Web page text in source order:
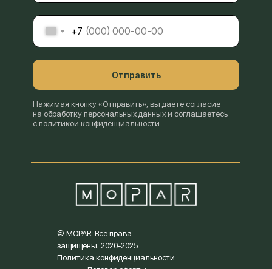
© MOPAR. Все права
защищены. 2020-2025
Политика конфиденциальности
+7
Отправить
Нажимая кнопку «Отправить», вы даете согласие
на обработку персональных данных и соглашаетесь
с политикой конфиденциальности